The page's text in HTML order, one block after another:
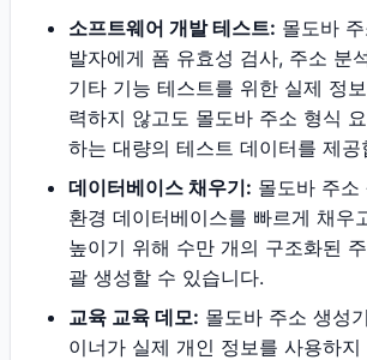
소프트웨어 개발 테스트: 몰도바
발자에게 폼 유효성 검사, 주소 분
기타 기능 테스트를 위한 실제 정
력하지 않고도 몰도바 주소 형식
하는 대량의 테스트 데이터를 제공
데이터베이스 채우기: 몰도바 주소
환경 데이터베이스를 빠르게 채우
높이기 위해 수만 개의 구조화된
괄 생성할 수 있습니다.
교육 교육 데모: 몰도바 주소 생성
이너가 실제 개인 정보를 사용하